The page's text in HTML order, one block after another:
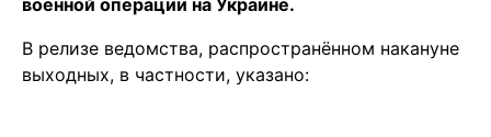
военной операции на Украине.
В релизе ведомства, распространённом накануне
выходных, в частности, указано: